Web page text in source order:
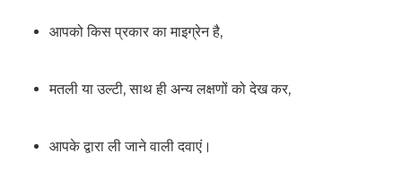
आपको किस प्रकार का माइग्रेन है,
मतली या उल्टी, साथ ही अन्य लक्षणों को देख कर,
आपके द्वारा ली जाने वाली दवाएं।